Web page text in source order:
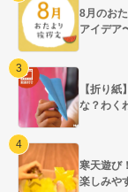
8月のお
アイデア
【折り
な？わく
寒天遊び
楽しみや